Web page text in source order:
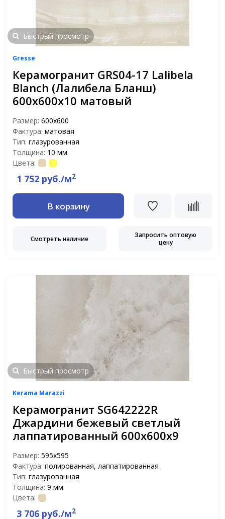
Быстрый просмотр
Gresse
Керамогранит GRS04-17 Lalibela
Blanch (Лалибела Бланш)
600х600x10 матовый
Размер: 600х600
Фактура: матовая
Тип: глазурованная
Толщина: 10 мм
Цвета:
1 752 руб./м2
В корзину
Смотреть наличие
Запросить оптовую
цену
Быстрый просмотр
Kerama Marazzi
Керамогранит SG642222R
Джардини бежевый светлый
лаппатированный 600х600х9
Размер: 595x595
Фактура: полированная, лаппатированная
Тип: глазурованная
Толщина: 9 мм
Цвета:
3 706 руб./м2